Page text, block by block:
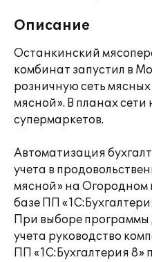
Описание
Останкинский
комбинат запустил в
розничную сеть
мясной». В планах сети
супермаркетов.
Автоматизация
учета в
мясной» на Огородном
базе ПП
При выборе программы
учета руководство
ПП «1С:Бухгалтерия 8»